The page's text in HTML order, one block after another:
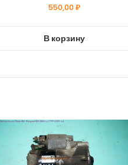
550,00₽
В корзину